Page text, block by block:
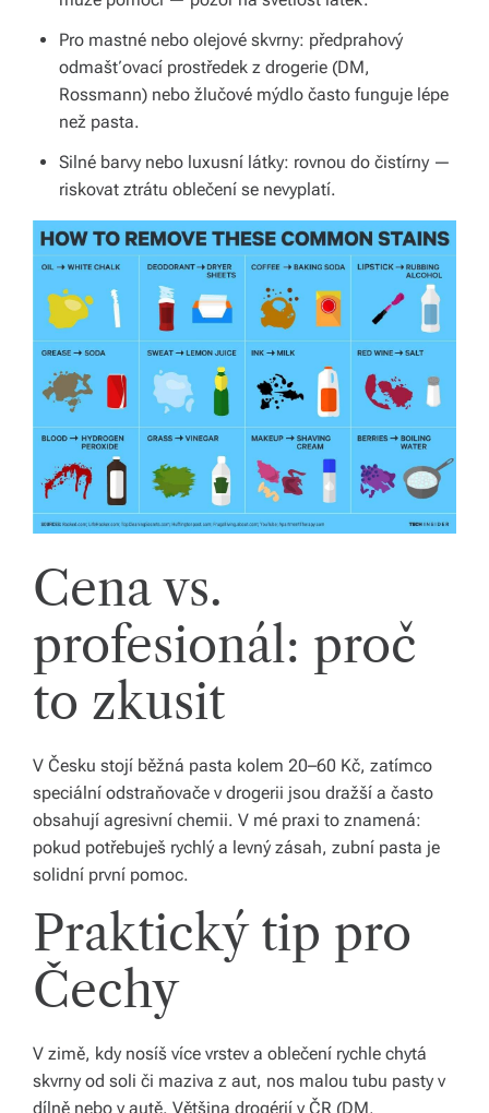
Pro mastné nebo olejové skvrny: předprahový
odmašťovací prostředek z drogerie (DM,
Rossmann) nebo žlučové mýdlo často funguje lépe
než pasta.
Silné barvy nebo luxusní látky: rovnou do čistírny —
riskovat ztrátu oblečení se nevyplatí.
Cena vs.
profesionál: proč
to zkusit
V Česku stojí běžná pasta kolem 20–60 Kč, zatímco
speciální odstraňovače v drogerii jsou dražší a často
obsahují agresivní chemii. V mé praxi to znamená:
pokud potřebuješ rychlý a levný zásah, zubní pasta je
solidní první pomoc.
Praktický tip pro
Čechy
V zimě, kdy nosíš více vrstev a oblečení rychle chytá
skvrny od soli či maziva z aut, nos malou tubu pasty v
dílně nebo v autě. Většina drogérií v ČR (DM,